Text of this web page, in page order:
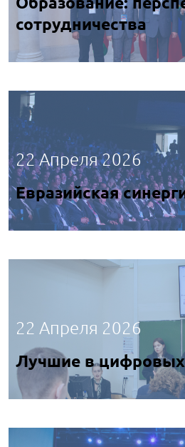
сотрудничества
22 Апреля 2026
Евразийская
22 Апреля 2026
Лучшие в цифровых